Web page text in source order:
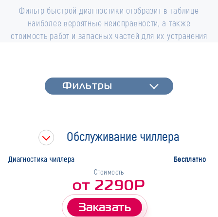
Фильтр быстрой диагностики отобразит в таблице
наиболее вероятные неисправности, а также
стоимость работ и запасных частей для их устранения
Фильтры
Марка
Фильтры
Обслуживание чиллера
Диагностика чиллера Бесплатно
Стоимость
от 2290Р
Заказать